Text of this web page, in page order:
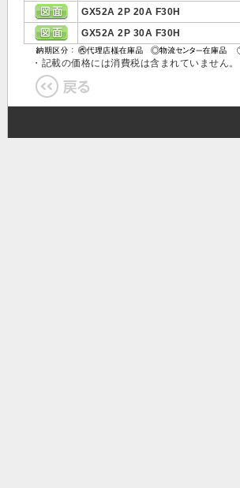
GX52A 2P 20A F30H
GX52A 2P 30A F30H
・記載の価格には消費税は含まれていません。